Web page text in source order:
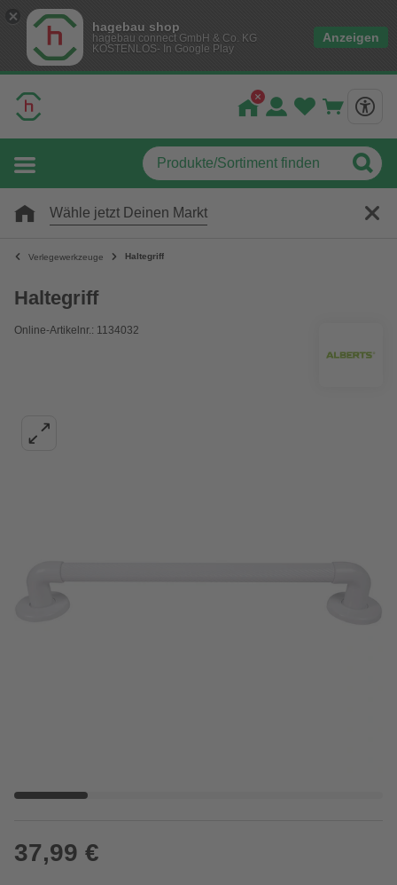
hagebau shop
hagebau connect GmbH & Co. KG
KOSTENLOS- In Google Play
Anzeigen
Wähle jetzt Deinen Markt
Verlegewerkzeuge Haltegriff
Haltegriff
Online-Artikelnr.: 1134032
37,99 €